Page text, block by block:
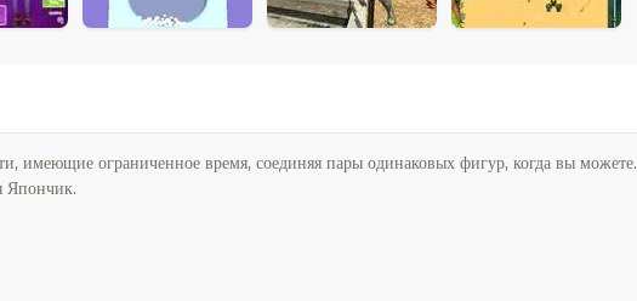
имеющие ограниченное время, соединяя пары одинаковых фигур, когда вы можете.
Япончик.